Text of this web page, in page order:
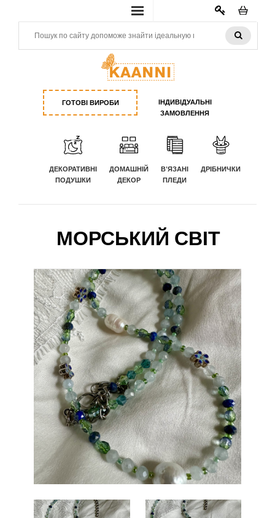
КАБИНЕТ
ГОТОВІ ВИРОБИ
ІНДИВІДУАЛЬНІ
ЗАМОВЛЕННЯ
ДЕКОРАТИВНІ
ПОДУШКИ
ДОМАШНІЙ
ДЕКОР
В'ЯЗАНІ
ПЛЕДИ
ДРІБНИЧКИ
МОРСЬКИЙ СВІТ